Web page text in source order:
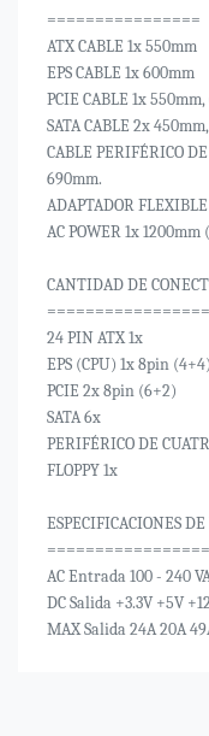
================
ATX CABLE 1x 550mm
EPS CABLE 1x 600mm
PCIE CABLE 1x
SATA CABLE 2x
CABLE PERIFÉRICO
690mm.
ADAPTADOR
AC POWER 1x 1200mm
CANTIDAD DE
24 PIN ATX 1x
EPS (CPU) 1x 8pin (4+4)
PCIE 2x 8pin (6+2)
SATA 6x
PERIFÉRICO DE
FLOPPY 1x
ESPECIFICACIONES
AC Entrada 100 - 240
DC Salida +3.3V +5V
MAX Salida 24A 20A